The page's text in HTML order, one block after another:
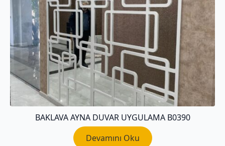
BAKLAVA AYNA DUVAR UYGULAMA B0390
Devamını Oku